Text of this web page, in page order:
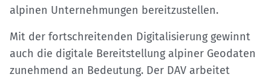
alpinen Unternehmungen bereitzustellen.
Mit der fortschreitenden Digitalisierung gewinnt
auch die digitale Bereitstellung alpiner Geodaten
zunehmend an Bedeutung. Der DAV arbeitet